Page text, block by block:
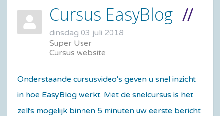
Cursus EasyBlog
dinsdag 03 juli 2018
Super User
Cursus website
Onderstaande cursusvideo's geven u snel inzicht
in hoe EasyBlog werkt. Met de snelcursus is het
zelfs mogelijk binnen 5 minuten uw eerste bericht